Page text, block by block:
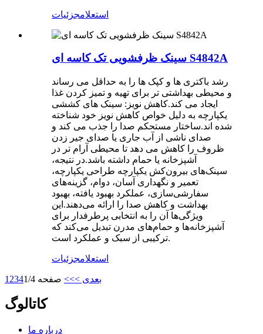
استعلامجزئیات
سینک ظرفشویی تک کاسه ای S4842A
رشد باکتری ها و کپک ها را به حداقل می رساند
و محیطی بهداشتی تر برای تهیه و تمیز کردن غذا
ایجاد می کند.کاهش نویز: سینک های کششی
یکپارچه به دلیل خواص کاهش نویز خود شناخته
شده اند.ساختار مستحکم صدا را جذب می کند و
صدای ناشی از آب جاری یا صدای جیر زدن
ظروف را کاهش می دهد تا محیطی آرام تر در
آشپزخانه یا حمام داشته باشد.در نتیجه،
سینک‌های بیرون‌کش یکپارچه طراحی یکپارچه،
تعمیر و نگهداری آسان، دوام، گزینه‌های
سفارشی‌سازی، عملکرد بهبود یافته، بهبود
بهداشت و کاهش صدا را ارائه می‌دهند.این
ویژگی‌ها آن را به انتخابی پرطرفدار برای
آشپزخانه‌ها و حمام‌های مدرن تبدیل می‌کند که
ترکیبی از سبک و عملکرد است.
استعلامجزئیات
1 234 بعدی >>> صفحه 1/4
کاتالوگ
درباره ما